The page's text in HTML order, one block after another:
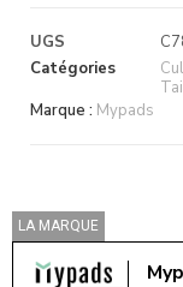
UGS
Catégories
Marque : Mypads
LA MARQUE